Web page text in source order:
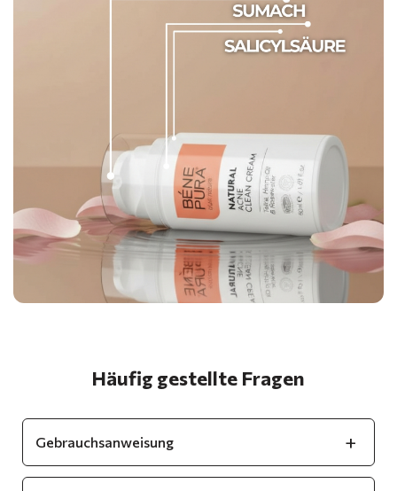
Häufig gestellte Fragen
Gebrauchsanweisung